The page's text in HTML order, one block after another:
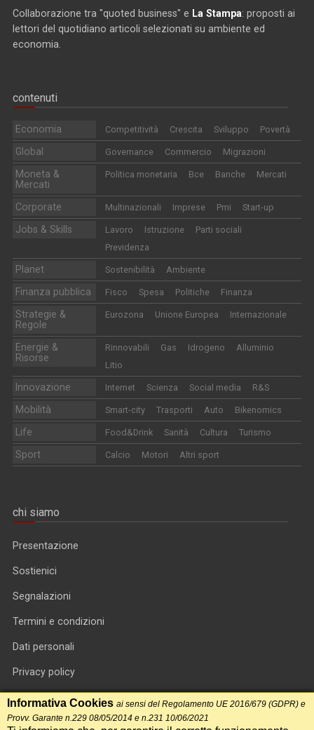
Collaborazione tra "quoted business" e La Stampa: proposti ai
lettori del quotidiano articoli selezionati su ambiente ed
economia.
contenuti
Economia Competitività Crescita Sviluppo Povertà
Global Governance Commercio Migrazioni
Moneta &
Mercati
Politica monetaria Bce Banche Mercati
Corporate Multinazionali Imprese Pmi Start-up
Jobs & Skills Lavoro Istruzione
Parti sociali
Previdenza
Planet Sostenibilità Ambiente
Finanza pubblica Fisco Spesa Politiche Finanza
Strategie &
Regole
Eurozona Unione Europea Internazionale
Energie &
Risorse
Rinnovabili Gas Idrogeno
Alluminio
Litio
Innovazione Internet Scienza Social media R&S
Mobilità Smart-city Trasporti Auto Bikenomics
Life Food&Drink Sanità Cultura Turismo
Sport Calcio Motori Altri sport
chi siamo
Presentazione
Sostienici
Segnalazioni
Termini e condizioni
Dati personali
Privacy policy
Informativa cookie
RSS feed
Informativa Cookies ai sensi del Regolamento UE 2016/679 (GDPR) e
Provv. Garante n.229 08/05/2014 e n.231 10/06/2021